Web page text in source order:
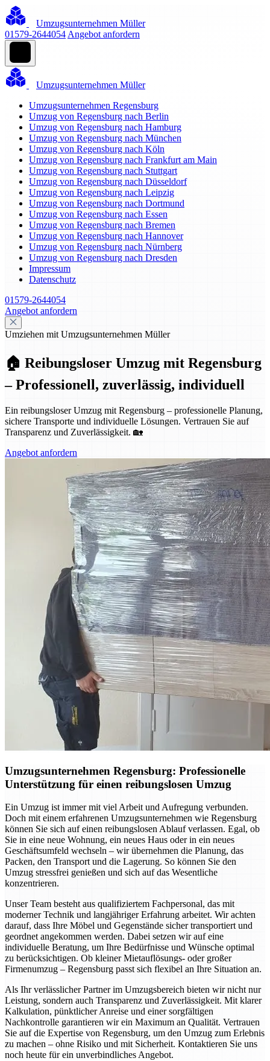
Umzugsunternehmen Müller
01579-2644054 Angebot anfordern
Umzugsunternehmen Müller
Umzugsunternehmen Regensburg
Umzug von Regensburg nach Berlin
Umzug von Regensburg nach Hamburg
Umzug von Regensburg nach München
Umzug von Regensburg nach Köln
Umzug von Regensburg nach Frankfurt am Main
Umzug von Regensburg nach Stuttgart
Umzug von Regensburg nach Düsseldorf
Umzug von Regensburg nach Leipzig
Umzug von Regensburg nach Dortmund
Umzug von Regensburg nach Essen
Umzug von Regensburg nach Bremen
Umzug von Regensburg nach Hannover
Umzug von Regensburg nach Nürnberg
Umzug von Regensburg nach Dresden
Impressum
Datenschutz
01579-2644054
Angebot anfordern
Umziehen mit Umzugsunternehmen Müller
🏠 Reibungsloser Umzug mit Regensburg
– Professionell, zuverlässig, individuell
Ein reibungsloser Umzug mit Regensburg – professionelle Planung,
sichere Transporte und individuelle Lösungen. Vertrauen Sie auf
Transparenz und Zuverlässigkeit. 🏡
Angebot anfordern
Umzugsunternehmen Regensburg: Professionelle
Unterstützung für einen reibungslosen Umzug
Ein Umzug ist immer mit viel Arbeit und Aufregung verbunden.
Doch mit einem erfahrenen Umzugsunternehmen wie Regensburg
können Sie sich auf einen reibungslosen Ablauf verlassen. Egal, ob
Sie in eine neue Wohnung, ein neues Haus oder in ein neues
Geschäftsumfeld wechseln – wir übernehmen die Planung, das
Packen, den Transport und die Lagerung. So können Sie den
Umzug stressfrei genießen und sich auf das Wesentliche
konzentrieren.
Unser Team besteht aus qualifiziertem Fachpersonal, das mit
moderner Technik und langjähriger Erfahrung arbeitet. Wir achten
darauf, dass Ihre Möbel und Gegenstände sicher transportiert und
geordnet angekommen werden. Dabei setzen wir auf eine
individuelle Beratung, um Ihre Bedürfnisse und Wünsche optimal
zu berücksichtigen. Ob kleiner Mietauflösungs- oder großer
Firmenumzug – Regensburg passt sich flexibel an Ihre Situation an.
Als Ihr verlässlicher Partner im Umzugsbereich bieten wir nicht nur
Leistung, sondern auch Transparenz und Zuverlässigkeit. Mit klarer
Kalkulation, pünktlicher Anreise und einer sorgfältigen
Nachkontrolle garantieren wir ein Maximum an Qualität. Vertrauen
Sie auf die Expertise von Regensburg, um den Umzug zum Erlebnis
zu machen – ohne Risiko und mit Sicherheit. Kontaktieren Sie uns
noch heute für ein unverbindliches Angebot.